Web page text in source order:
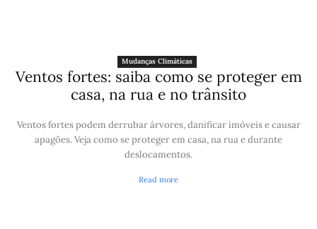
Mudanças Climáticas
Ventos fortes: saiba como se proteger em
casa, na rua e no trânsito
Ventos fortes podem derrubar árvores, danificar imóveis e causar
apagões. Veja como se proteger em casa, na rua e durante
deslocamentos.
Read more